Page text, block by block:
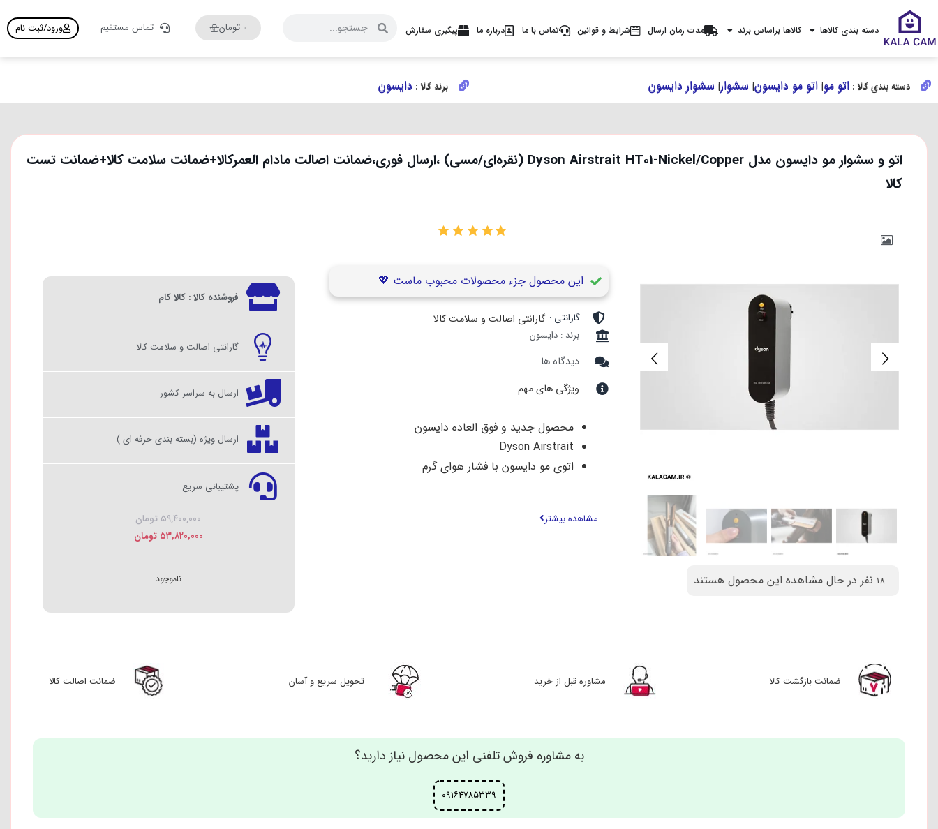
دسته بندی کالاها کالاها براساس برند مدت زمان ارسال شرایط و قوانین تماس با ما درباره ما پیگیری سفارش 0 تومان تماس مستقیم ورود/ثبت نام
دسته بندی کالا : اتو مو| اتو مو دایسون| سشوار| سشوار دایسون برند کالا : دایسون دسته بندی کالا : اتو مو| اتو مو دایسون| سشوار| سشوار دایسون برند کالا : دایسون
اتو و سشوار مو دایسون مدل Dyson Airstrait HT01-Nickel/Copper (نقره‌ای/مسی) ،ارسال فوری،ضمانت اصالت مادام العمرکالا+ضمانت سلامت کالا+ضمانت تست
کالا
18 نفر در حال مشاهده این محصول هستند
این محصول جزء محصولات محبوب ماست 💖
گارانتی : گارانتی اصالت و سلامت کالا
برند : دایسون
دیدگاه ها
ویژگی های مهم
محصول جدید و فوق العاده دایسون
Dyson Airstrait
اتوی مو دایسون با فشار هوای گرم
را همزمان خشک و صاف یا لخت کنید
مشاهده بیشتر
فروشنده کالا : کالا کام
گارانتی اصالت و سلامت کالا
ارسال به سراسر کشور
ارسال ویژه (بسته بندی حرفه ای )
پشتیبانی سریع
۵۹,۴۰۰,۰۰۰تومان
۵۳,۸۲۰,۰۰۰ تومان
ناموجود
ضمانت بازگشت کالا مشاوره قبل از خرید تحویل سریع و آسان ضمانت اصالت کالا
به مشاوره فروش تلفنی این محصول نیاز دارید؟
۰۹۱۶۴۷۸۵۳۳۹